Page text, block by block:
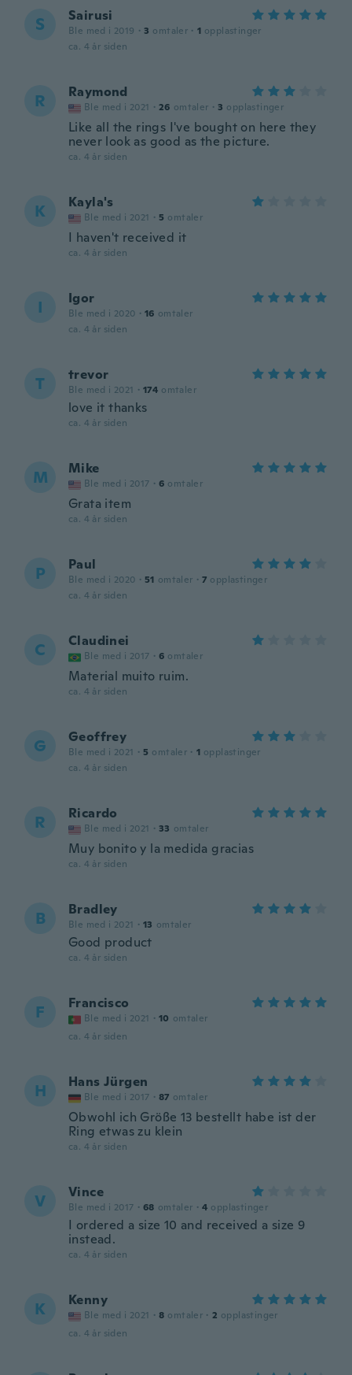
S Sairusi
Ble med i 2019 · 3 omtaler · 1 opplastinger
ca. 4 år siden
R Raymond
Ble med i 2021 · 26 omtaler · 3 opplastinger
Like all the rings I've bought on here they
never look as good as the picture.
ca. 4 år siden
K Kayla's
Ble med i 2021 · 5 omtaler
I haven't received it
ca. 4 år siden
I Igor
Ble med i 2020 · 16 omtaler
ca. 4 år siden
T trevor
Ble med i 2021 · 174 omtaler
love it thanks
ca. 4 år siden
M Mike
Ble med i 2017 · 6 omtaler
Grata item
ca. 4 år siden
P Paul
Ble med i 2020 · 51 omtaler · 7 opplastinger
ca. 4 år siden
C Claudinei
Ble med i 2017 · 6 omtaler
Material muito ruim.
ca. 4 år siden
G Geoffrey
Ble med i 2021 · 5 omtaler · 1 opplastinger
ca. 4 år siden
R Ricardo
Ble med i 2021 · 33 omtaler
Muy bonito y la medida gracias
ca. 4 år siden
B Bradley
Ble med i 2021 · 13 omtaler
Good product
ca. 4 år siden
F Francisco
Ble med i 2021 · 10 omtaler
ca. 4 år siden
H Hans Jürgen
Ble med i 2017 · 87 omtaler
Obwohl ich Größe 13 bestellt habe ist der
Ring etwas zu klein
ca. 4 år siden
V Vince
Ble med i 2017 · 68 omtaler · 4 opplastinger
I ordered a size 10 and received a size 9
instead.
ca. 4 år siden
K Kenny
Ble med i 2021 · 8 omtaler · 2 opplastinger
ca. 4 år siden